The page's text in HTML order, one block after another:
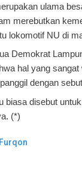
ulama
merebutkan
lokomotif NU di
Demokrat
hal yang
dengan
biasa disebut
(*)